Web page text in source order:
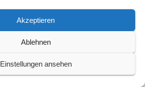
Akzeptieren
Ablehnen
Einstellungen ansehen